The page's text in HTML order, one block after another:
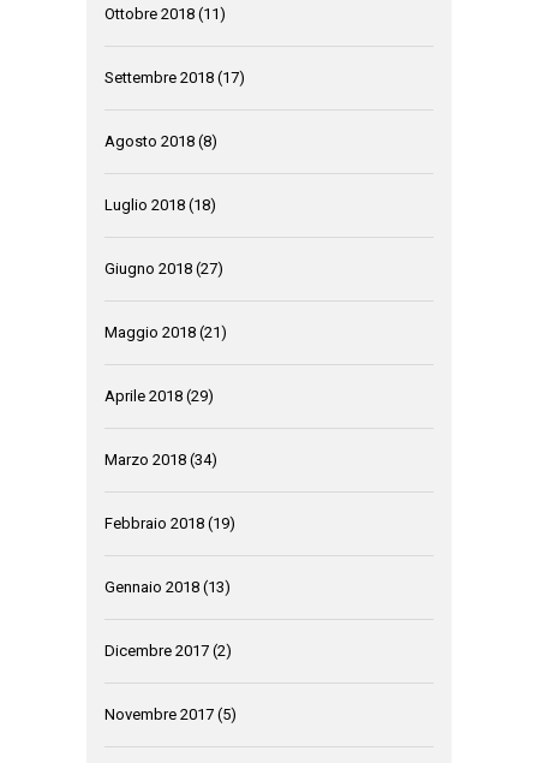
Ottobre 2018 (11)
Settembre 2018 (17)
Agosto 2018 (8)
Luglio 2018 (18)
Giugno 2018 (27)
Maggio 2018 (21)
Aprile 2018 (29)
Marzo 2018 (34)
Febbraio 2018 (19)
Gennaio 2018 (13)
Dicembre 2017 (2)
Novembre 2017 (5)